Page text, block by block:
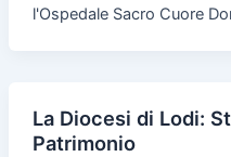
l'Ospedale Sacro Cuore
La Diocesi di Lodi:
Patrimonio